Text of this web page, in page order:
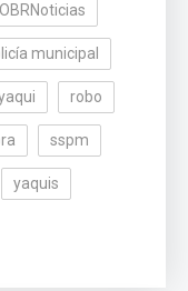
OBRNoticias
municipal
robo
sspm
yaquis